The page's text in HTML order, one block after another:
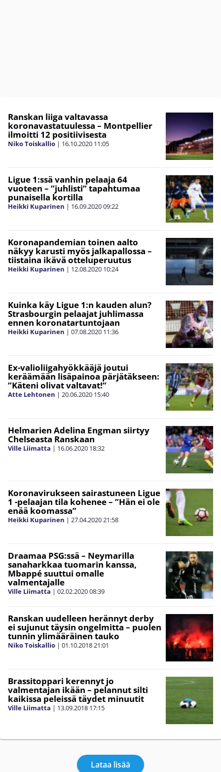
Ranskan liiga valtavassa
koronavastatuulessa – Montpellier
ilmoitti 12 positiivisesta
Niko Toiskallio | 16.10.2020 11:05
Ligue 1:ssä vanhin pelaaja 64
vuoteen – ”juhlisti” tapahtumaa
punaisella kortilla
Heikki Kuparinen | 16.09.202009:22
Koronapandemian toinen aalto
näkyy karusti myös jalkapallossa –
tiistaina ikävä otteluperuutus
Heikki Kuparinen | 12.08.2020 10:24
Kuinka käy Ligue 1:n kauden alun?
Strasbourgin pelaajat juhlimassa
ennen koronatartuntojaan
Heikki Kuparinen | 07.08.2020 11:36
Ex-valioliigahyökkääjä joutui
keräämään lisäpainoa pärjätäkseen:
”Käteni olivat valtavat!”
Atte Lehtonen | 20.06.2020 15:40
Helmarien Adelina Engman siirtyy
Chelseasta Ranskaan
Ville Liimatta | 16.06.2020 18:32
Koronavirukseen sairastuneen Ligue
1 -pelaajan tila kohenee – ”Hän ei ole
enää koomassa”
Heikki Kuparinen | 27.04.202021:58
Draamaa PSG:ssä – Neymarilla
sanaharkkaa tuomarin kanssa,
Mbappé suuttui omalle
valmentajalle
Ville Liimatta | 02.02.202008:39
Ranskan uudelleen herännyt derby
ei sujunut täysin ongelmitta – puolen
tunnin ylimääräinen tauko
Niko Toiskallio | 01.10.201821:01
Brassitoppari kerennyt jo
valmentajan ikään – pelannut silti
kaikissa peleissä täydet minuutit
Ville Liimatta | 13.09.2018 17:15
Lataa lisää